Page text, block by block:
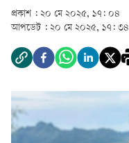
প্রকাশ : ২০ মে ২০২৫, ১৭: ০৪
আপডেট : ২০ মে ২০২৫, ১৭: ৩৪